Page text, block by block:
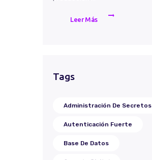
Leer Más
Tags
Administración De Secretos
Autenticación Fuerte
Base De Datos